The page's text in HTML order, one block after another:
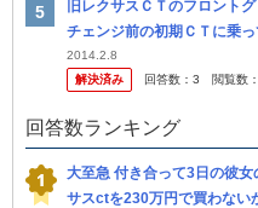
旧レクサスＣＴのフロント
チェンジ前の初期ＣＴに乗
グリルになるのだろうと思
スピンド...
2014.2.8
解決済み
回答数： 3 閲覧数：
回答数ランキング
大至急 付き合って3日の彼
サスctを230万円で買わない